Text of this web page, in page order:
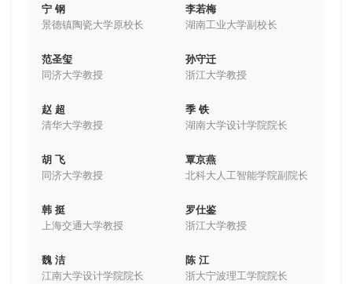
宁 钢
景德镇陶瓷大学原校长
李若梅
湖南工业大学副校长
范圣玺
同济大学教授
孙守迁
浙江大学教授
赵 超
清华大学教授
季 铁
湖南大学设计学院院长
胡 飞
同济大学教授
覃京燕
北科大人工智能学院副院长
韩 挺
上海交通大学教授
罗仕鉴
浙江大学教授
魏 洁
江南大学设计学院院长
陈 江
浙大宁波理工学院院长